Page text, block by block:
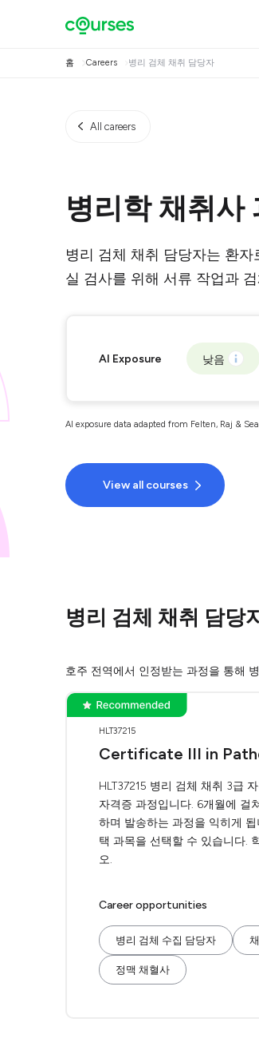
홈 Careers 병리 검체 채취 담당자
All careers
병리학 채취사
병리 검체 채취 담당자는 환
실 검사를 위해 서류 작업과
AI Exposure 낮음
AI exposure data adapted from Felten, Raj &
View all courses
병리 검체 채취 담당
호주 전역에서 인정받는 과정을 통해
HLT37215
Certificate III in
HLT37215 병리 검체 채취 3급
자격증 과정입니다. 6개월에 걸
하며 발송하는 과정을 익히게
택 과목을 선택할 수 있습니다.
오.
Career opportunities
병리 검체 수집 담당자
정맥 채혈사